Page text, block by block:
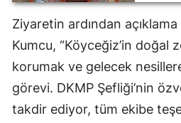
Ziyaretin ardından
Kumcu, “Köyceğiz’in doğal
korumak ve gelecek
görevi. DKMP Şefliği’nin
takdir ediyor, tüm ekibe